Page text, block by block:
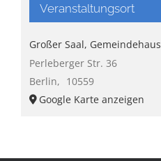
Veranstaltungsort
Großer Saal, Gemeindehaus
Perleberger Str. 36
Berlin, 10559
Google Karte anzeigen